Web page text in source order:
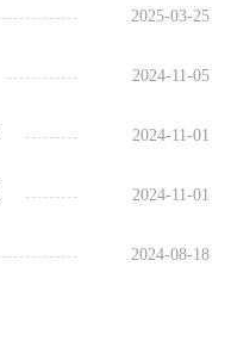
2025-03-25
2024-11-05
2024-11-01
2024-11-01
2024-08-18